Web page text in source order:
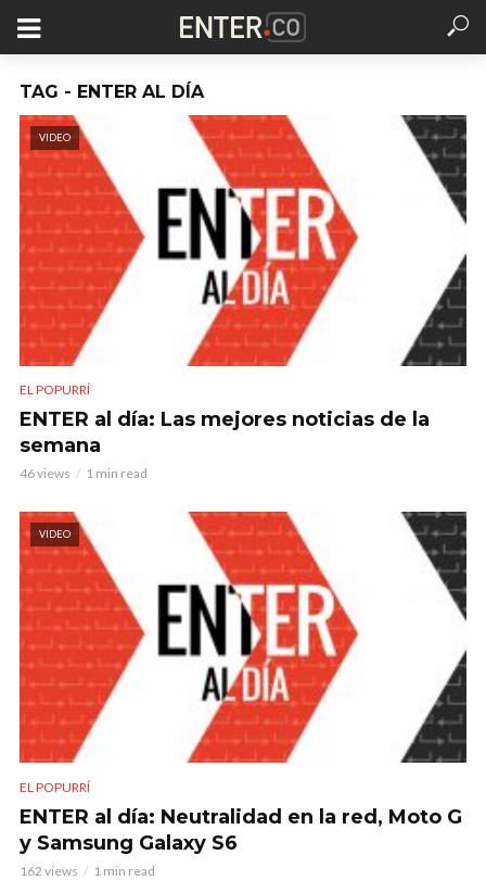
TAG - ENTER AL DÍA
VIDEO
EL POPURRÍ
ENTER al día: Las mejores noticias de la
semana
46 views 1 min read
VIDEO
EL POPURRÍ
ENTER al día: Neutralidad en la red, Moto G
y Samsung Galaxy S6
162 views 1 min read